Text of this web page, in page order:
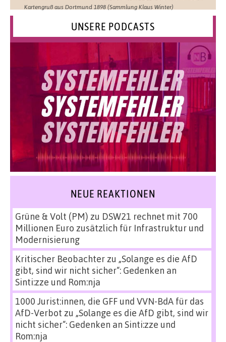
Kartengruß aus Dortmund 1898 (Sammlung Klaus Winter)
UNSERE PODCASTS
NEUE REAKTIONEN
Grüne & Volt (PM) zu DSW21 rechnet mit 700
Millionen Euro zusätzlich für Infrastruktur und
Modernisierung
Kritischer Beobachterzu „Solange es die AfD
gibt, sind wir nicht sicher“: Gedenken an
Sinti:zze und Rom:nja
1000 Jurist:innen, die GFF und VVN-BdA für das
AfD-Verbot zu „Solange es die AfD gibt, sind wir
nicht sicher“: Gedenken an Sinti:zze und
Rom:nja